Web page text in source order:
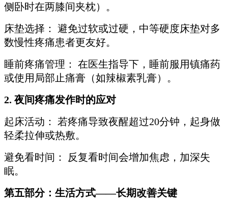
侧卧时在两膝间夹枕）。
床垫选择： 避免过软或过硬，中等硬度床垫对多
数慢性疼痛患者更友好。
睡前疼痛管理： 在医生指导下，睡前服用镇痛药
或使用局部止痛膏（如辣椒素乳膏）。
2. 夜间疼痛发作时的应对
起床活动： 若疼痛导致夜醒超过20分钟，起身做
轻柔拉伸或热敷。
避免看时间： 反复看时间会增加焦虑，加深失
眠。
第五部分：生活方式——长期改善关键